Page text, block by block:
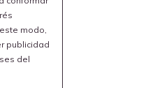
modo,
publicidad
del